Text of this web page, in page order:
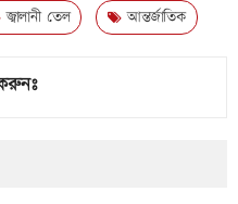
জ্বালানী তেল আন্তর্জাতিক